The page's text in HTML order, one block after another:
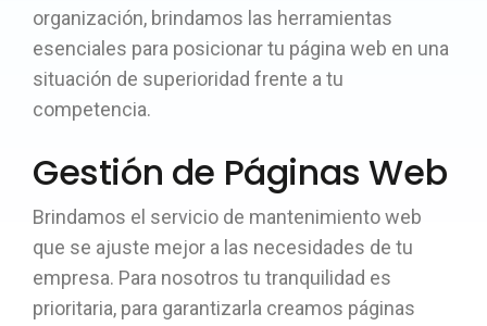
organización, brindamos las herramientas
esenciales para posicionar tu página web en una
situación de superioridad frente a tu
competencia.
Gestión de Páginas Web
Brindamos el servicio de mantenimiento web
que se ajuste mejor a las necesidades de tu
empresa. Para nosotros tu tranquilidad es
prioritaria, para garantizarla creamos páginas